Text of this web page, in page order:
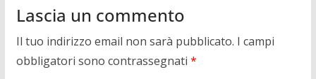
Lascia un commento
Il tuo indirizzo email non sarà pubblicato. I campi
obbligatori sono contrassegnati *